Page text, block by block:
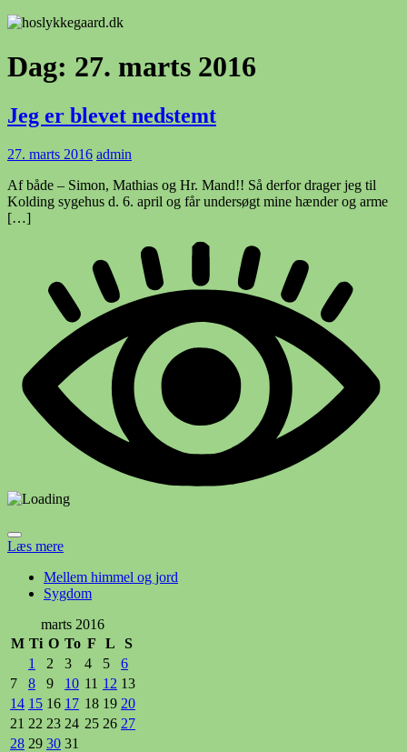
Dag: 27. marts 2016
Jeg er blevet nedstemt
27. marts 2016 admin
Af både – Simon, Mathias og Hr. Mand!! Så derfor drager jeg til
Kolding sygehus d. 6. april og får undersøgt mine hænder og arme
[…]
Læs mere
Mellem himmel og jord
Sygdom
marts 2016
M Ti O To F L
S
1
2 3 4 5
6
7
8 9 10 11 12 13
14 15 16 17 18 19 20
21 22 23 24 25 26 27
28 29 30 31